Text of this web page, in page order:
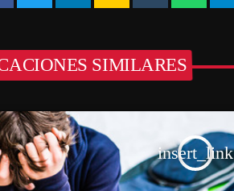
SIMILARES
insert_link